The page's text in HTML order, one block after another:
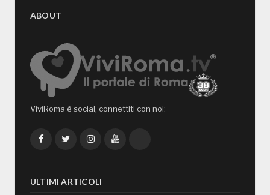
ABOUT
ViviRoma è social, connettiti con noi:
FacebookTwitterInstagramYouTube
ULTIMI ARTICOLI